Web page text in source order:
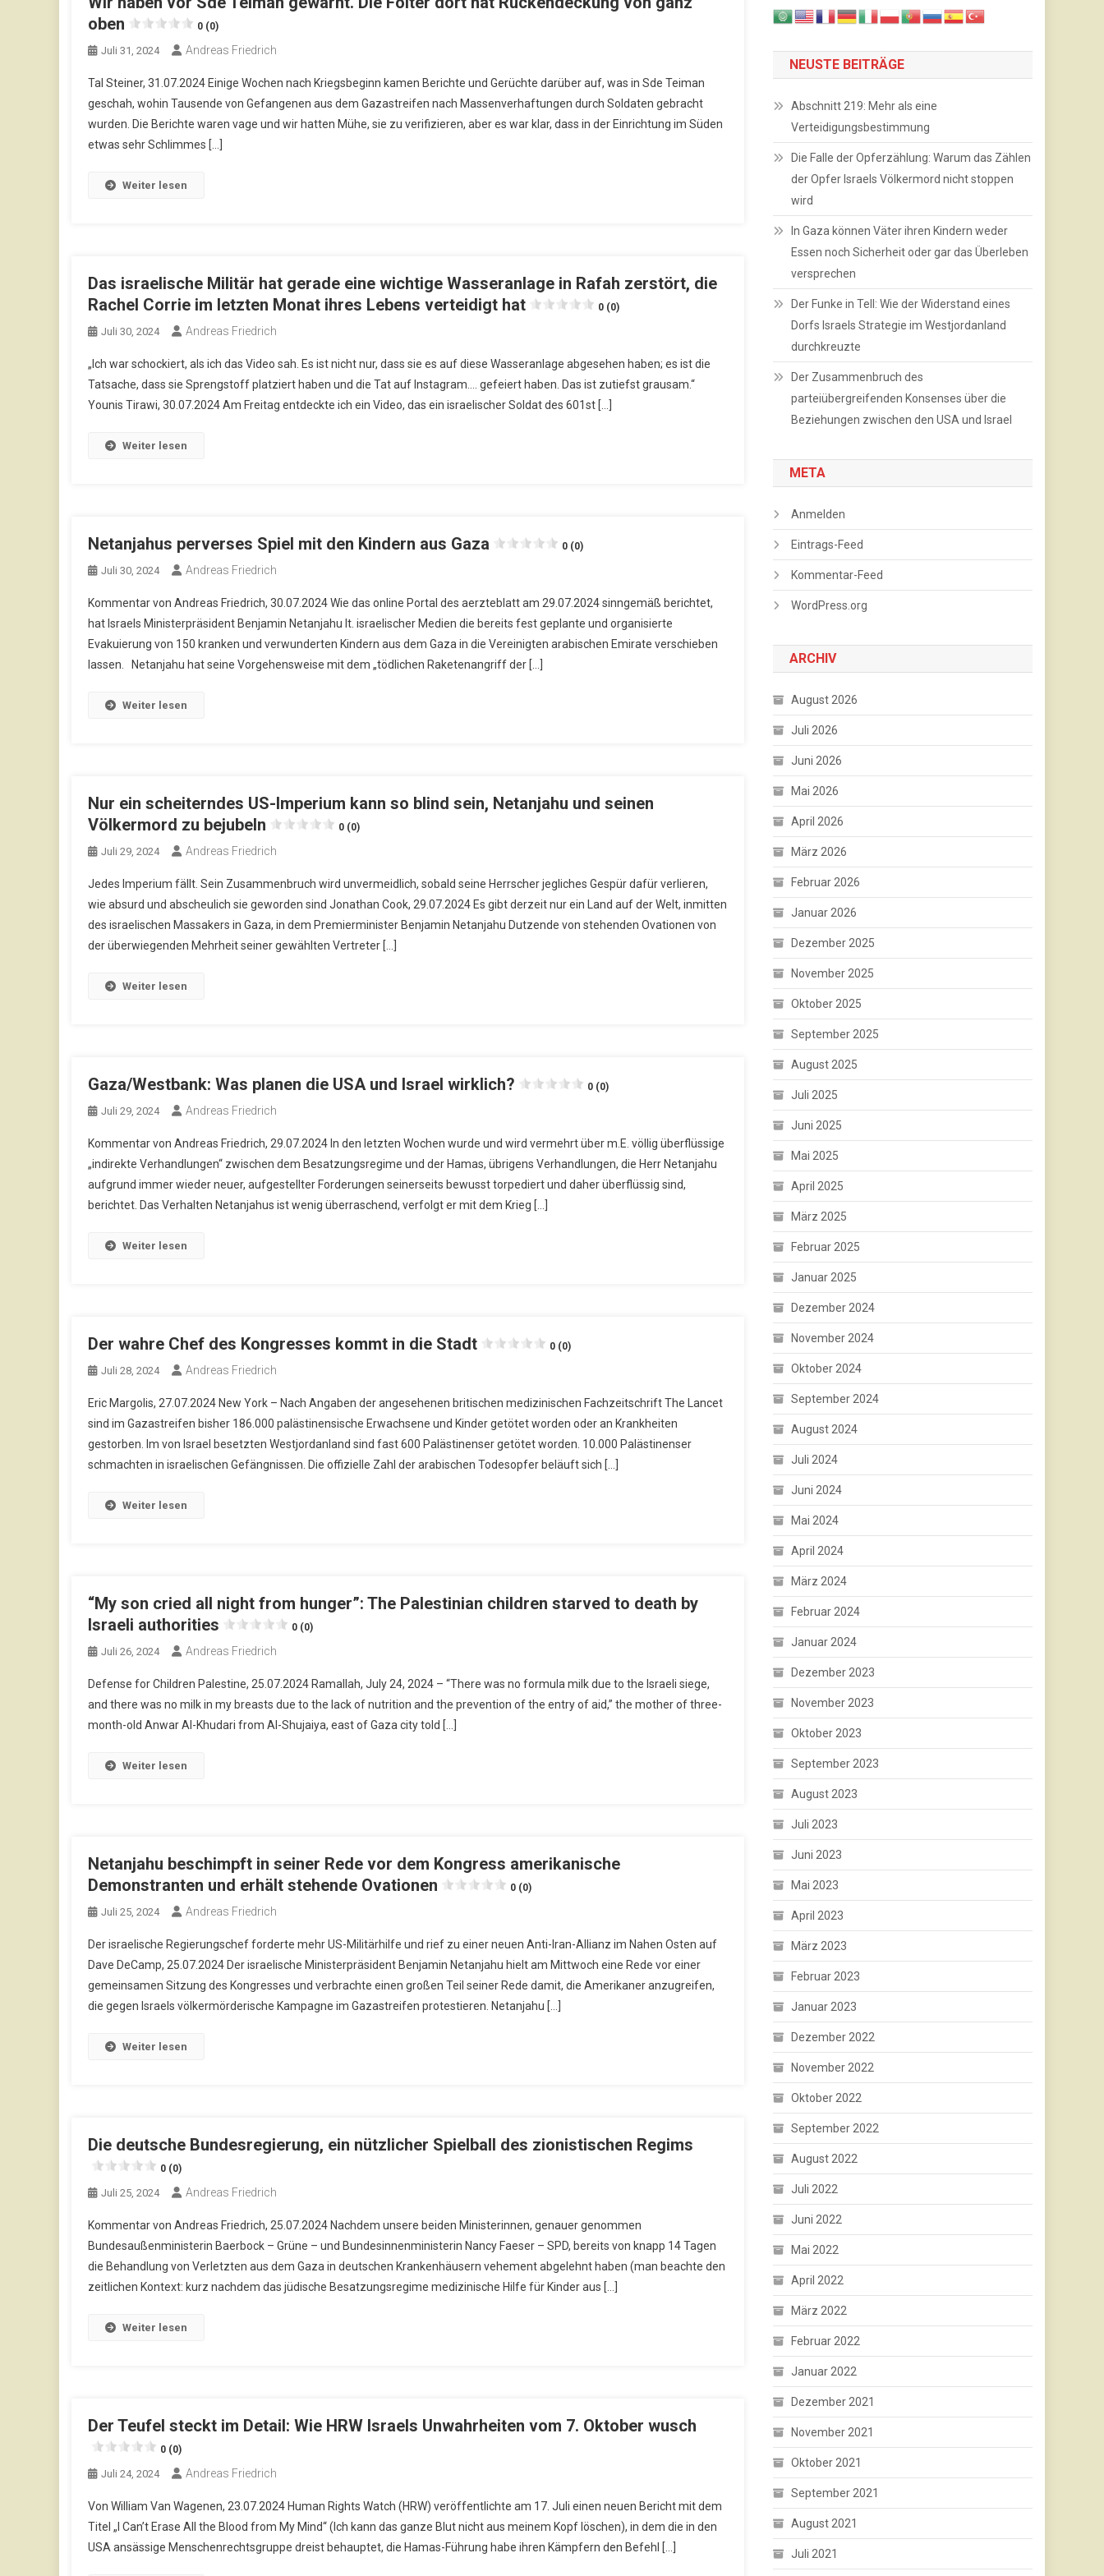
oben
0 (0)
Juli 31, 2024 Andreas Friedrich
Tal Steiner, 31.07.2024 Einige Wochen nach Kriegsbeginn kamen Berichte und Gerüchte darüber auf, was in Sde Teiman
geschah, wohin Tausende von Gefangenen aus dem Gazastreifen nach Massenverhaftungen durch Soldaten gebracht
wurden. Die Berichte waren vage und wir hatten Mühe, sie zu verifizieren, aber es war klar, dass in der Einrichtung im Süden
etwas sehr Schlimmes […]
Weiter lesen
Das israelische Militär hat gerade eine wichtige Wasseranlage in Rafah zerstört, die
Rachel Corrie im letzten Monat ihres Lebens verteidigt hat
0 (0)
Juli 30, 2024 Andreas Friedrich
„Ich war schockiert, als ich das Video sah. Es ist nicht nur, dass sie es auf diese Wasseranlage abgesehen haben; es ist die
Tatsache, dass sie Sprengstoff platziert haben und die Tat auf Instagram…. gefeiert haben. Das ist zutiefst grausam.“
Younis Tirawi, 30.07.2024 Am Freitag entdeckte ich ein Video, das ein israelischer Soldat des 601st […]
Weiter lesen
Netanjahus perverses Spiel mit den Kindern aus Gaza 0 (0)
Juli 30, 2024 Andreas Friedrich
Kommentar von Andreas Friedrich, 30.07.2024 Wie das online Portal des aerzteblatt am 29.07.2024 sinngemäß berichtet,
hat Israels Ministerpräsident Benjamin Netanjahu lt. israelischer Medien die bereits fest geplante und organisierte
Evakuierung von 150 kranken und verwunderten Kindern aus dem Gaza in die Vereinigten arabischen Emirate verschieben
lassen. Netanjahu hat seine Vorgehensweise mit dem „tödlichen Raketenangriff der […]
Weiter lesen
Nur ein scheiterndes US-Imperium kann so blind sein, Netanjahu und seinen
Völkermord zu bejubeln
0 (0)
Juli 29, 2024 Andreas Friedrich
Jedes Imperium fällt. Sein Zusammenbruch wird unvermeidlich, sobald seine Herrscher jegliches Gespür dafür verlieren,
wie absurd und abscheulich sie geworden sind Jonathan Cook, 29.07.2024 Es gibt derzeit nur ein Land auf der Welt, inmitten
des israelischen Massakers in Gaza, in dem Premierminister Benjamin Netanjahu Dutzende von stehenden Ovationen von
der überwiegenden Mehrheit seiner gewählten Vertreter […]
Weiter lesen
Gaza/Westbank: Was planen die USA und Israel wirklich? 0 (0)
Juli 29, 2024 Andreas Friedrich
Kommentar von Andreas Friedrich, 29.07.2024 In den letzten Wochen wurde und wird vermehrt über m.E. völlig überflüssige
„indirekte Verhandlungen“ zwischen dem Besatzungsregime und der Hamas, übrigens Verhandlungen, die Herr Netanjahu
aufgrund immer wieder neuer, aufgestellter Forderungen seinerseits bewusst torpediert und daher überflüssig sind,
berichtet. Das Verhalten Netanjahus ist wenig überraschend, verfolgt er mit dem Krieg […]
Weiter lesen
Der wahre Chef des Kongresses kommt in die Stadt 0 (0)
Juli 28, 2024 Andreas Friedrich
Eric Margolis, 27.07.2024 New York – Nach Angaben der angesehenen britischen medizinischen Fachzeitschrift The Lancet
sind im Gazastreifen bisher 186.000 palästinensische Erwachsene und Kinder getötet worden oder an Krankheiten
gestorben. Im von Israel besetzten Westjordanland sind fast 600 Palästinenser getötet worden. 10.000 Palästinenser
schmachten in israelischen Gefängnissen. Die offizielle Zahl der arabischen Todesopfer beläuft sich […]
Weiter lesen
“My son cried all night from hunger”: The Palestinian children starved to death by
Israeli authorities
0 (0)
Juli 26, 2024 Andreas Friedrich
Defense for Children Palestine, 25.07.2024 Ramallah, July 24, 2024 – “There was no formula milk due to the Israeli siege,
and there was no milk in my breasts due to the lack of nutrition and the prevention of the entry of aid,” the mother of three-
month-old Anwar Al-Khudari from Al-Shujaiya, east of Gaza city told […]
Weiter lesen
Netanjahu beschimpft in seiner Rede vor dem Kongress amerikanische
Demonstranten und erhält stehende Ovationen
0 (0)
Juli 25, 2024 Andreas Friedrich
Der israelische Regierungschef forderte mehr US-Militärhilfe und rief zu einer neuen Anti-Iran-Allianz im Nahen Osten auf
Dave DeCamp, 25.07.2024 Der israelische Ministerpräsident Benjamin Netanjahu hielt am Mittwoch eine Rede vor einer
gemeinsamen Sitzung des Kongresses und verbrachte einen großen Teil seiner Rede damit, die Amerikaner anzugreifen,
die gegen Israels völkermörderische Kampagne im Gazastreifen protestieren. Netanjahu […]
Weiter lesen
Die deutsche Bundesregierung, ein nützlicher Spielball des zionistischen Regims
0 (0)
Juli 25, 2024 Andreas Friedrich
Kommentar von Andreas Friedrich, 25.07.2024 Nachdem unsere beiden Ministerinnen, genauer genommen
Bundesaußenministerin Baerbock – Grüne – und Bundesinnenministerin Nancy Faeser – SPD, bereits von knapp 14 Tagen
die Behandlung von Verletzten aus dem Gaza in deutschen Krankenhäusern vehement abgelehnt haben (man beachte den
zeitlichen Kontext: kurz nachdem das jüdische Besatzungsregime medizinische Hilfe für Kinder aus […]
Weiter lesen
Der Teufel steckt im Detail: Wie HRW Israels Unwahrheiten vom 7. Oktober wusch
0 (0)
Juli 24, 2024 Andreas Friedrich
Von William Van Wagenen, 23.07.2024 Human Rights Watch (HRW) veröffentlichte am 17. Juli einen neuen Bericht mit dem
Titel „I Can’t Erase All the Blood from My Mind“ (Ich kann das ganze Blut nicht aus meinem Kopf löschen), in dem die in den
USA ansässige Menschenrechtsgruppe dreist behauptet, die Hamas-Führung habe ihren Kämpfern den Befehl […]
NEUSTE BEITRÄGE
Abschnitt 219: Mehr als eine
Verteidigungsbestimmung
Die Falle der Opferzählung: Warum das Zählen
der Opfer Israels Völkermord nicht stoppen
wird
In Gaza können Väter ihren Kindern weder
Essen noch Sicherheit oder gar das Überleben
versprechen
Der Funke in Tell: Wie der Widerstand eines
Dorfs Israels Strategie im Westjordanland
durchkreuzte
Der Zusammenbruch des
parteiübergreifenden Konsenses über die
Beziehungen zwischen den USA und Israel
META
Anmelden
Eintrags-Feed
Kommentar-Feed
WordPress.org
ARCHIV
August 2026
Juli 2026
Juni 2026
Mai 2026
April 2026
März 2026
Februar 2026
Januar 2026
Dezember 2025
November 2025
Oktober 2025
September 2025
August 2025
Juli 2025
Juni 2025
Mai 2025
April 2025
März 2025
Februar 2025
Januar 2025
Dezember 2024
November 2024
Oktober 2024
September 2024
August 2024
Juli 2024
Juni 2024
Mai 2024
April 2024
März 2024
Februar 2024
Januar 2024
Dezember 2023
November 2023
Oktober 2023
September 2023
August 2023
Juli 2023
Juni 2023
Mai 2023
April 2023
März 2023
Februar 2023
Januar 2023
Dezember 2022
November 2022
Oktober 2022
September 2022
August 2022
Juli 2022
Juni 2022
Mai 2022
April 2022
März 2022
Februar 2022
Januar 2022
Dezember 2021
November 2021
Oktober 2021
September 2021
August 2021
Juli 2021